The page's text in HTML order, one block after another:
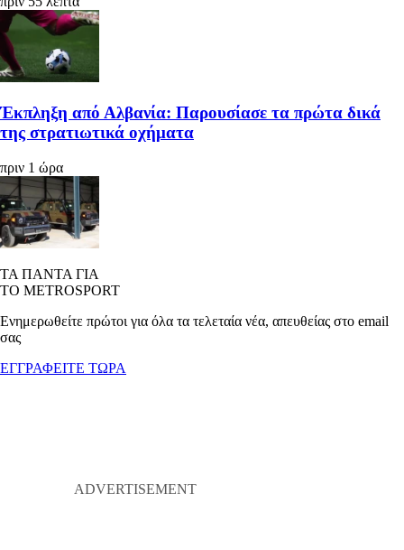
Έκπληξη από Αλβανία: Παρουσίασε τα πρώτα δικά
της στρατιωτικά οχήματα
πριν 1 ώρα
ΤΑ ΠΑΝΤΑ ΓΙΑ
ΤΟ METROSPORT
Ενημερωθείτε πρώτοι για όλα τα τελεταία νέα, απευθείας στο email
σας
ΕΓΓΡΑΦΕΙΤΕ ΤΩΡΑ